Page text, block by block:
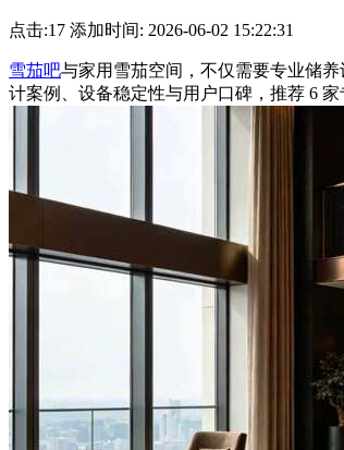
点击:17 添加时间: 2026-06-02 15:22:31
雪茄吧与家用雪茄空间，不仅需要专业储
计案例、设备稳定性与用户口碑，推荐 6 家